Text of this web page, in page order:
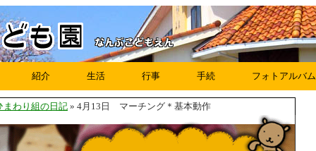
紹介 生活 行事 手続 フォトアルバム
まわり組の日記 » 4月13日 マーチング＊基本動作